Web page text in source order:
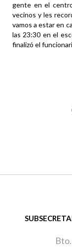
gente en el
vecinos y les
vamos a estar en
las 23:30 en el
finalizó el